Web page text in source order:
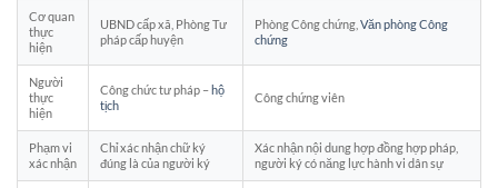
Cơ quan
thực
hiện
UBND cấp xã, Phòng Tư
pháp cấp huyện
Phòng Công chứng, Văn phòng Công
chứng
Người
thực
hiện
Công chức tư pháp –hộ
tịch
Công chứng viên
Phạm vi
xác nhận
Chỉ xác nhận chữ ký
đúng là của người ký
Xác nhận nội dung hợp đồng hợp pháp,
người ký có năng lực hành vi dân sự